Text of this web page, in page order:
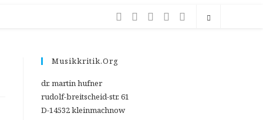
Musikkritik.org
dr. martin hufner
rudolf-breitscheid-str. 61
D-14532 kleinmachnow